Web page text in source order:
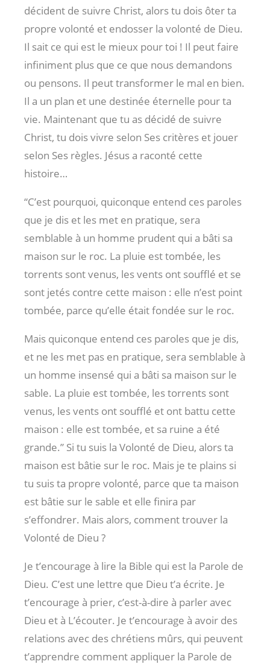
décident de suivre Christ, alors tu dois ôter ta
propre volonté et endosser la volonté de Dieu.
Il sait ce qui est le mieux pour toi ! Il peut faire
infiniment plus que ce que nous demandons
ou pensons. Il peut transformer le mal en bien.
Il a un plan et une destinée éternelle pour ta
vie. Maintenant que tu as décidé de suivre
Christ, tu dois vivre selon Ses critères et jouer
selon Ses règles. Jésus a raconté cette
histoire…
“C’est pourquoi, quiconque entend ces paroles
que je dis et les met en pratique, sera
semblable à un homme prudent qui a bâti sa
maison sur le roc. La pluie est tombée, les
torrents sont venus, les vents ont soufflé et se
sont jetés contre cette maison : elle n’est point
tombée, parce qu’elle était fondée sur le roc.
Mais quiconque entend ces paroles que je dis,
et ne les met pas en pratique, sera semblable à
un homme insensé qui a bâti sa maison sur le
sable. La pluie est tombée, les torrents sont
venus, les vents ont soufflé et ont battu cette
maison : elle est tombée, et sa ruine a été
grande.” Si tu suis la Volonté de Dieu, alors ta
maison est bâtie sur le roc. Mais je te plains si
tu suis ta propre volonté, parce que ta maison
est bâtie sur le sable et elle finira par
s’effondrer. Mais alors, comment trouver la
Volonté de Dieu ?
Je t’encourage à lire la Bible qui est la Parole de
Dieu. C’est une lettre que Dieu t’a écrite. Je
t’encourage à prier, c’est-à-dire à parler avec
Dieu et à L’écouter. Je t’encourage à avoir des
relations avec des chrétiens mûrs, qui peuvent
t’apprendre comment appliquer la Parole de